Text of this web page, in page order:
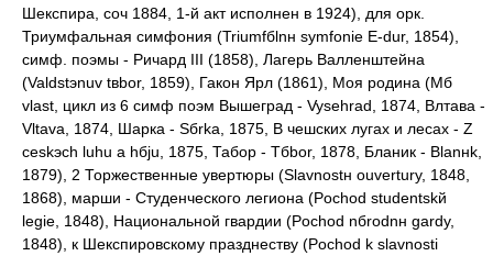
Шекспира, соч 1884, 1-й акт исполнен в 1924), для орк.
Триумфальная симфония (Triumfбlnн symfonie E-dur, 1854),
симф. поэмы - Ричард III (1858), Лагерь Валленштейна
(Valdstэnuv tвbor, 1859), Гакон Ярл (1861), Моя родина (Mб
vlast, цикл из 6 симф поэм Вышеград - Vysehrad, 1874, Влтава -
Vltava, 1874, Шарка - Sбrka, 1875, В чешских лугах и лесах - Z
ceskэch luhu a hбju, 1875, Табор - Tбbor, 1878, Бланик - Blanнk,
1879), 2 Торжественные увертюры (Slavnostн ouvertury, 1848,
1868), марши - Студенческого легиона (Pochod studentskй
legie, 1848), Национальной гвардии (Pochod nбrodnн gardy,
1848), к Шекспировскому празднеству (Pochod k slavnosti